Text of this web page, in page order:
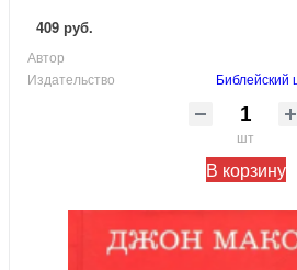
409 руб.
Автор
Издательство
Библейский
шт
В корзину